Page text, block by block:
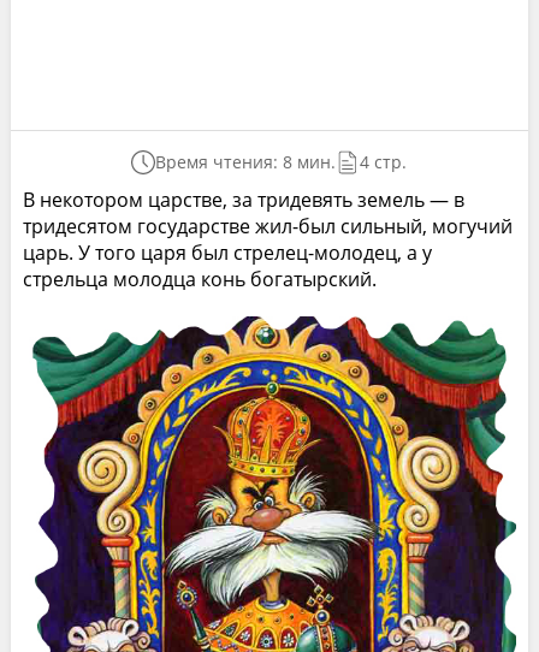
Время чтения: 8 мин. 4 стр.
В некотором царстве, за тридевять земель — в
тридесятом государстве жил-был сильный, могучий
царь. У того царя был стрелец-молодец, а у
стрельца молодца конь богатырский.